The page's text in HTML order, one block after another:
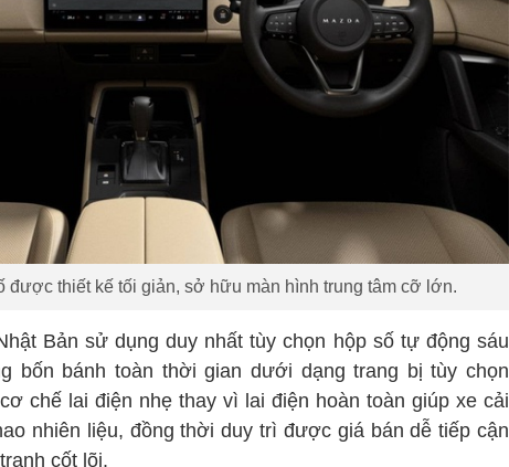
được thiết kế tối giản, sở hữu màn hình trung tâm cỡ lớn.
Bản sử dụng duy nhất tùy chọn hộp số tự động sáu
bốn bánh toàn thời gian dưới dạng trang bị tùy chọn
chế lai điện nhẹ thay vì lai điện hoàn toàn giúp xe cải
nhiên liệu, đồng thời duy trì được giá bán dễ tiếp cận
cốt lõi.